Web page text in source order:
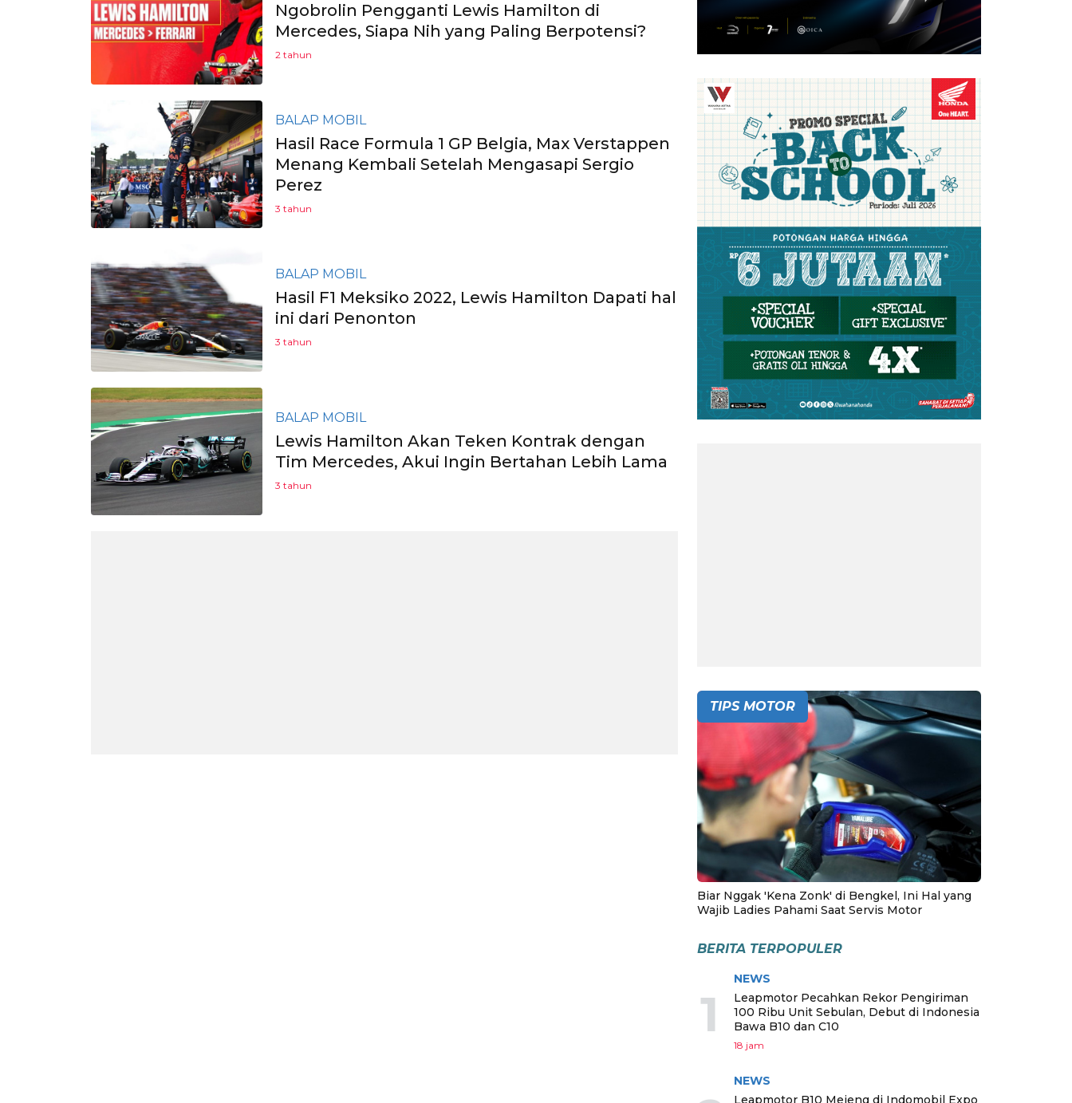
Ngobrolin Pengganti Lewis Hamilton di
Mercedes, Siapa Nih yang Paling Berpotensi?
2 tahun
BALAP MOBIL
Hasil Race Formula 1 GP Belgia, Max Verstappen
Menang Kembali Setelah Mengasapi Sergio
Perez
3 tahun
BALAP MOBIL
Hasil F1 Meksiko 2022, Lewis Hamilton Dapati hal
ini dari Penonton
3 tahun
BALAP MOBIL
Lewis Hamilton Akan Teken Kontrak dengan
Tim Mercedes, Akui Ingin Bertahan Lebih Lama
3 tahun
TIPS MOTOR
Biar Nggak 'Kena Zonk' di Bengkel, Ini Hal yang
Wajib Ladies Pahami Saat Servis Motor
BERITA TERPOPULER
1
NEWS
Leapmotor Pecahkan Rekor Pengiriman
100 Ribu Unit Sebulan, Debut di Indonesia
Bawa B10 dan C10
18 jam
NEWS
Leapmotor B10 Mejeng di Indomobil Expo